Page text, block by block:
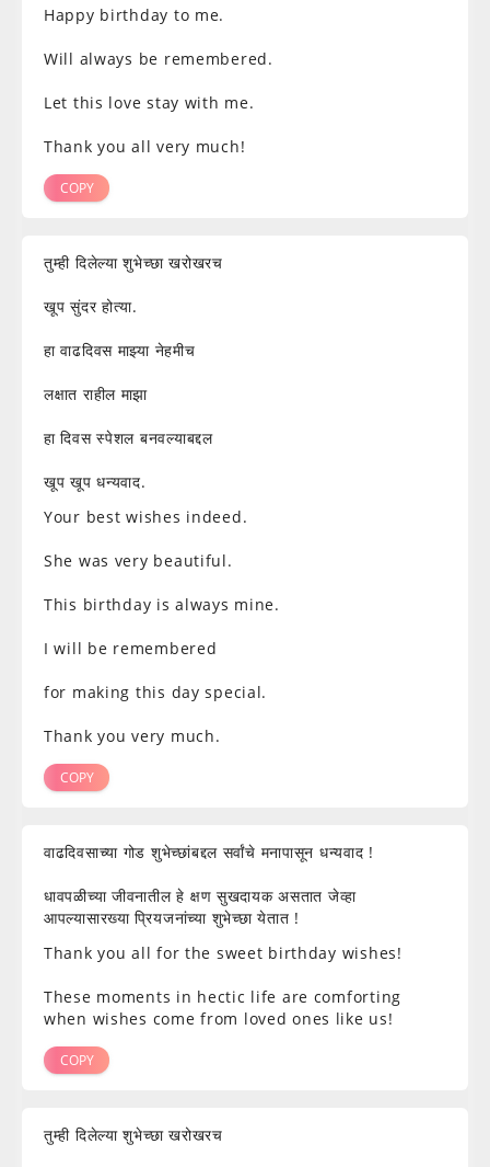
Happy birthday to me.
Will always be remembered.
Let this love stay with me.
Thank you all very much!
COPY
तुम्ही दिलेल्या शुभेच्छा खरोखरच
खूप सुंदर होत्या.
हा वाढदिवस माझ्या नेहमीच
लक्षात राहील माझा
हा दिवस स्पेशल बनवल्याबद्दल
खूप खूप धन्यवाद.
Your best wishes indeed.
She was very beautiful.
This birthday is always mine.
I will be remembered
for making this day special.
Thank you very much.
COPY
वाढदिवसाच्या गोड शुभेच्छांबद्दल सर्वांचे मनापासून धन्यवाद !
धावपळीच्या जीवनातील हे क्षण सुखदायक असतात जेव्हा
आपल्यासारख्या प्रियजनांच्या शुभेच्छा येतात !
Thank you all for the sweet birthday wishes!
These moments in hectic life are comforting
when wishes come from loved ones like us!
COPY
तुम्ही दिलेल्या शुभेच्छा खरोखरच